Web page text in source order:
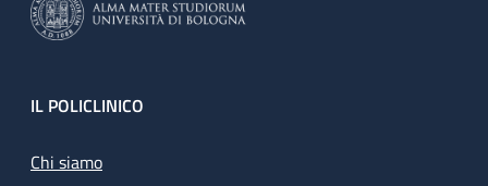
Footer
IL POLICLINICO
Chi siamo